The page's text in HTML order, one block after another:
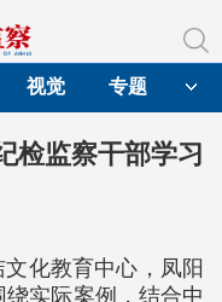
视觉 专题
检监察干部学习
化教育中心，凤阳
实际案例，结合中